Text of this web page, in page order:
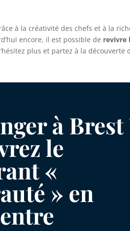
à la créativité des chefs et à la
encore, il est possible de revivre
plus et partez à la découverte
à Brest
le
«
» en